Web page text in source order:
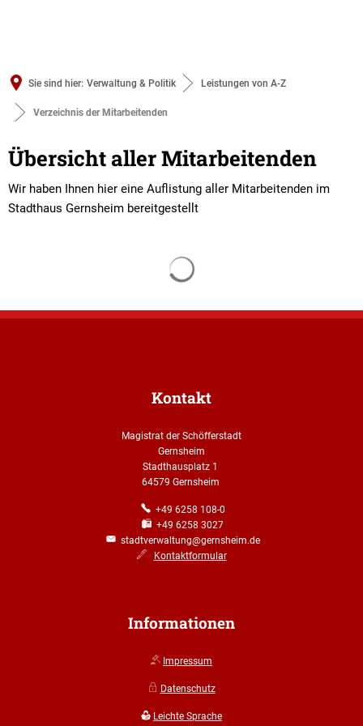
Sie sind hier: Verwaltung & Politik Leistungen von A-Z
Verzeichnis der Mitarbeitenden
Verzeichnis
der
Mitarbeitenden
Übersicht aller Mitarbeitenden
Wir haben Ihnen hier eine Auflistung aller Mitarbeitenden im
Stadthaus Gernsheim bereitgestellt
Kontakt
Magistrat der Schöfferstadt
Gernsheim
Stadthausplatz 1
64579 Gernsheim
+49 6258 108-0
+49 6258 3027
stadtverwaltung@gernsheim.de
Kontaktformular
Informationen
Impressum
Datenschutz
Leichte Sprache